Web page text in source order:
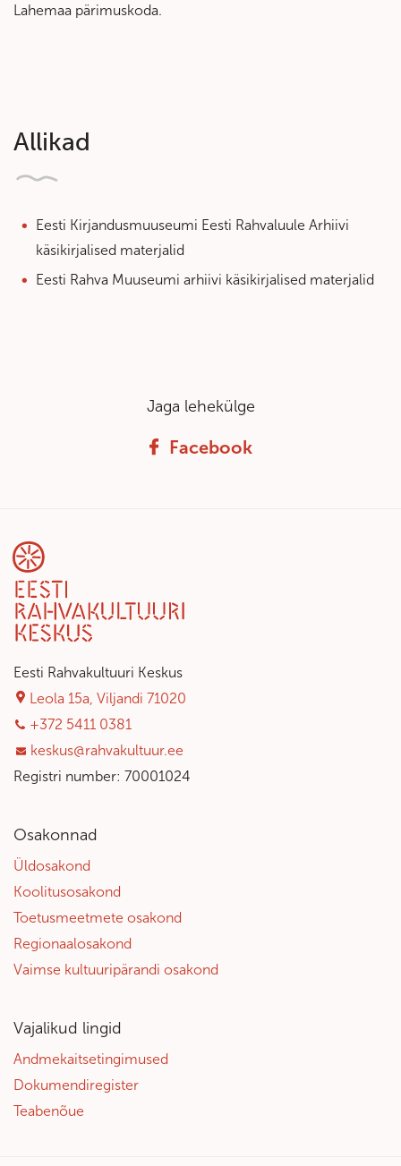
Lahemaa pärimuskoda.
Allikad
Eesti Kirjandusmuuseumi Eesti Rahvaluule Arhiivi
käsikirjalised materjalid
Eesti Rahva Muuseumi arhiivi käsikirjalised materjalid
Jaga lehekülge
Facebook
Eesti Rahvakultuuri Keskus
Leola 15a, Viljandi 71020
+372 5411 0381
keskus@rahvakultuur.ee
Registri number: 70001024
Osakonnad
Üldosakond
Koolitusosakond
Toetusmeetmete osakond
Regionaalosakond
Vaimse kultuuripärandi osakond
Vajalikud lingid
Andmekaitsetingimused
Dokumendiregister
Teabenõue